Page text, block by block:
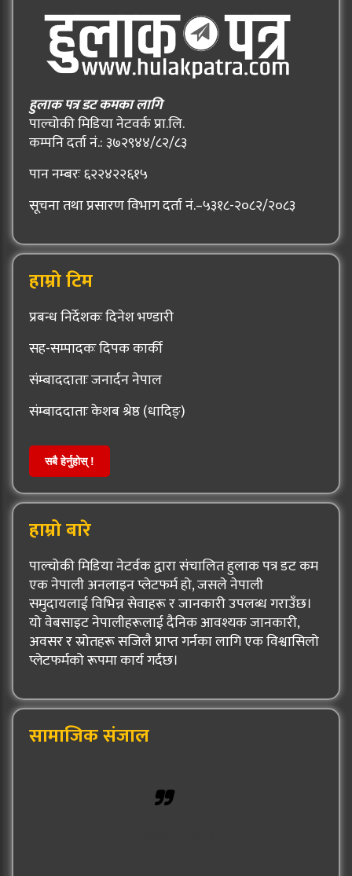
हुलाक पत्र डट कमका लागि
पाल्चोकी मिडिया नेटवर्क प्रा.लि.
कम्पनि दर्ता नं.: ३७२९४४/८२/८३
पान नम्बरः ६२२४२२६१५
सूचना तथा प्रसारण विभाग दर्ता नं.–५३१८-२०८२/२०८३
हाम्रो टिम
प्रबन्ध निर्देशकः दिनेश भण्डारी
सह-सम्पादकः दिपक कार्की
संम्बाददाताः जनार्दन नेपाल
संम्बाददाताः केशब श्रेष्ठ (धादिङ्)
सबै हेर्नुहोस् !
हाम्रो बारे
पाल्चोकी मिडिया नेटर्वक द्वारा संचालित हुलाक पत्र डट कम
एक नेपाली अनलाइन प्लेटफर्म हो, जसले नेपाली
समुदायलाई विभिन्न सेवाहरू र जानकारी उपलब्ध गराउँछ।
यो वेबसाइट नेपालीहरूलाई दैनिक आवश्यक जानकारी,
अवसर र स्रोतहरू सजिलै प्राप्त गर्नका लागि एक विश्वासिलो
प्लेटफर्मको रूपमा कार्य गर्दछ।
सामाजिक संजाल